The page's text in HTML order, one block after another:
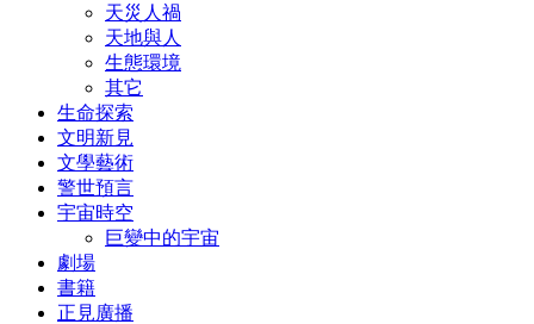
天災人禍
天地與人
生態環境
其它
生命探索
文明新見
文學藝術
警世預言
宇宙時空
巨變中的宇宙
劇場
書籍
正見廣播